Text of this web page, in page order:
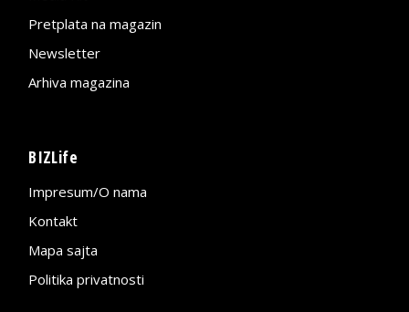
Pretplata na magazin
Newsletter
Arhiva magazina
BIZLife
Impresum/O nama
Kontakt
Mapa sajta
Politika privatnosti